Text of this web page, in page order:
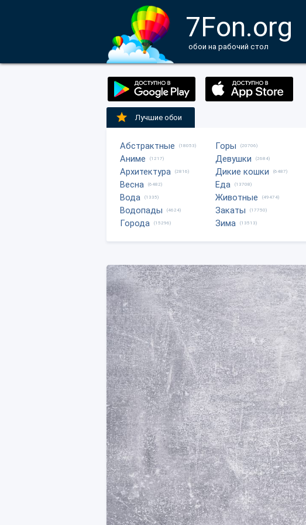
7Fon.org
обои на рабочий стол
Лучшие обои
Абстрактные (18053)
Аниме (1217)
Архитектура (2816)
Весна (6482)
Вода (1335)
Водопады (4624)
Города (15296)
Горы (20706)
Девушки (2684)
Дикие кошки (6487)
Еда (13708)
Животные (49474)
Закаты (17750)
Зима (13513)